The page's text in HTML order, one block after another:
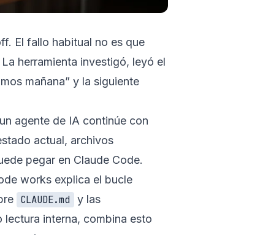
El fallo habitual no es que
herramienta investigó, leyó el
mañana” y la siguiente
agente de IA continúe con
actual, archivos
pegar en Claude Code.
works explica el bucle
CLAUDE.md
y las
lectura interna, combina esto